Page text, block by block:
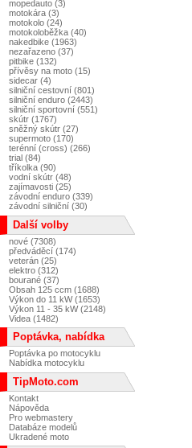
mopedauto (3)
motokára (3)
motokolo (24)
motokoloběžka (40)
nakedbike (1963)
nezařazeno (37)
pitbike (132)
přívěsy na moto (15)
sidecar (4)
silniční cestovní (801)
silniční enduro (2443)
silniční sportovní (551)
skútr (1767)
sněžný skútr (27)
supermoto (170)
terénní (cross) (266)
trial (84)
tříkolka (90)
vodní skútr (48)
zajímavosti (25)
závodní enduro (339)
závodní silniční (30)
Další volby
nové (7308)
předváděcí (174)
veterán (25)
elektro (312)
bourané (37)
Obsah 125 ccm (1688)
Výkon do 11 kW (1653)
Výkon 11 - 35 kW (2148)
Videa (1482)
Poptávka, nabídka
Poptávka po motocyklu
Nabídka motocyklu
TipMoto.com
Kontakt
Nápověda
Pro webmastery
Databáze modelů
Ukradené moto